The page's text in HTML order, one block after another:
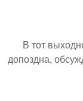
В тот
допоздна,